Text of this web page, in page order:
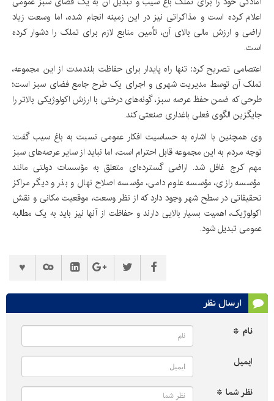
اعلام کرده است و مذاکراتی نیز در این زمینه انجام شده، اما وسعت زیاد
اراضی و ارزش مالی بالای آن، تأمین منابع لازم برای تملک را دشوار کرده
است.
اعتصامی تصریح کرد: تنها راه پایدار برای حفاظت بلندمدت از این مجموعه،
تملک آن توسط مدیریت شهری و اجرای یک طرح جامع فضای سبز است؛
طرحی که ضمن حفظ عرصه سبز، گونه‌های درختی با ارزش اکولوژیکی بالاتر را
جایگزین الگوی فعلی باغداری صنعتی کند.
وی همچنین با اشاره به حساسیت افکار عمومی نسبت به باغ سیب گفت:
توجه مردم به این مجموعه قابل احترام است، اما نباید از سایر عرصه‌های سبز
مهم کرج غافل شد. اراضی گسترده‌ای متعلق به مؤسسات دولتی مانند
مؤسسه رازی، مؤسسه علوم دامی، مؤسسه اصلاح نهال و بذر و دیگر مراکز
تحقیقاتی در سطح شهر وجود دارد که از نظر وسعت، موقعیت مکانی و نقش
اکولوژیک، اهمیت بسیار بالایی دارند و حفاظت از آنها نیز باید به یک مطالبه
عمومی تبدیل شود.
ارسال نظر
نام *
ایمیل
نظر شما *